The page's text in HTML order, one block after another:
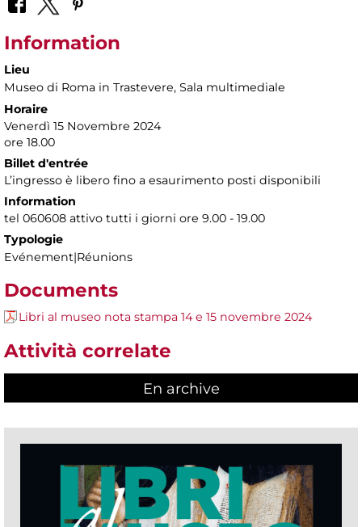
Information
Lieu
Museo di Roma in Trastevere, Sala multimediale
Horaire
Venerdì 15 Novembre 2024
ore 18.00
Billet d'entrée
L’ingresso è libero fino a esaurimento posti disponibili
Information
tel 060608 attivo tutti i giorni ore 9.00 - 19.00
Typologie
Evénement|Réunions
Documents
Libri al museo nota stampa 14 e 15 novembre 2024
Attività correlate
En archive